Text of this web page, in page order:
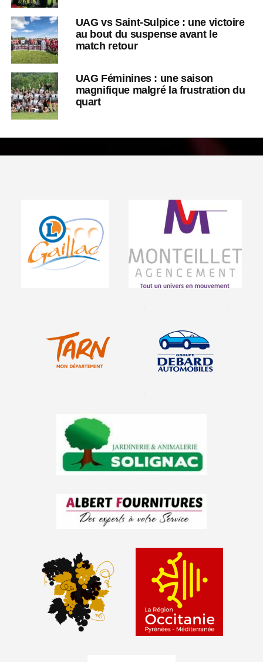
UAG vs Saint-Sulpice : une victoire
au bout du suspense avant le
match retour
UAG Féminines : une saison
magnifique malgré la frustration du
quart